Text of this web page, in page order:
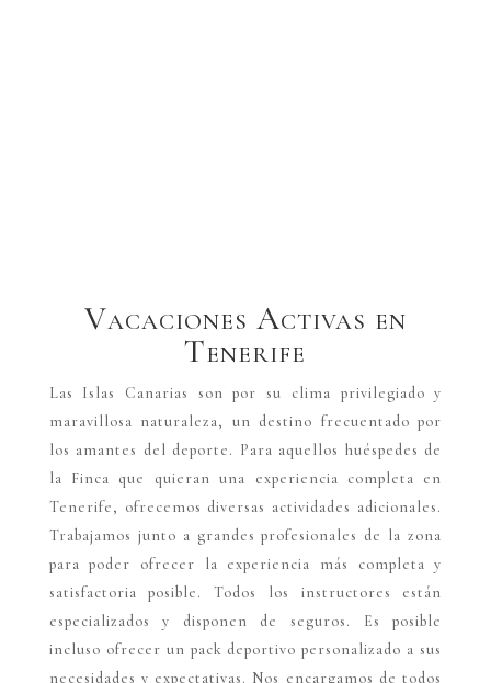
Vacaciones Activas en
Tenerife
Las Islas Canarias son por su clima privilegiado y
maravillosa naturaleza, un destino frecuentado por
los amantes del deporte. Para aquellos huéspedes de
la Finca que quieran una experiencia completa en
Tenerife, ofrecemos diversas actividades adicionales.
Trabajamos junto a grandes profesionales de la zona
para poder ofrecer la experiencia más completa y
satisfactoria posible. Todos los instructores están
especializados y disponen de seguros. Es posible
incluso ofrecer un pack deportivo personalizado a sus
necesidades y expectativas. Nos encargamos de todos